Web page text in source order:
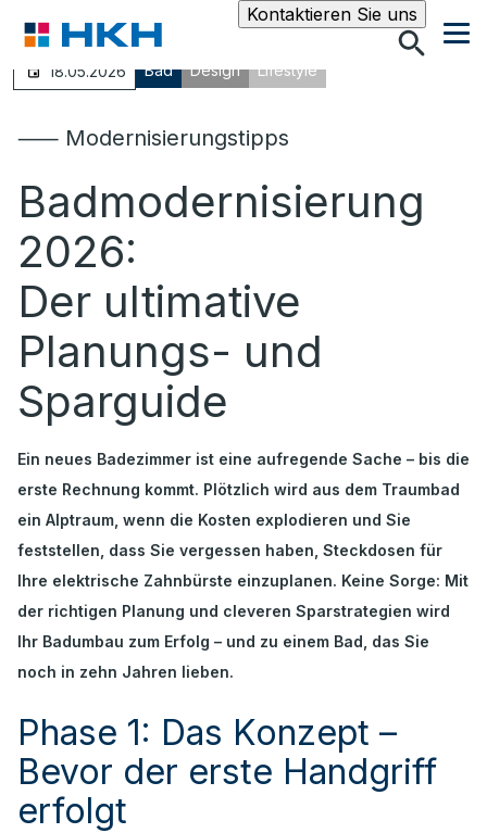
Kontaktieren Sie unsSuche
18.05.2026 Bad Design Lifestyle
⸺ Modernisierungstipps
Badmodernisierung
2026:
Der ultimative
Planungs- und
Sparguide
Ein neues Badezimmer ist eine aufregende Sache – bis die
erste Rechnung kommt. Plötzlich wird aus dem Traumbad
ein Alptraum, wenn die Kosten explodieren und Sie
feststellen, dass Sie vergessen haben, Steckdosen für
Ihre elektrische Zahnbürste einzuplanen. Keine Sorge: Mit
der richtigen Planung und cleveren Sparstrategien wird
Ihr Badumbau zum Erfolg – und zu einem Bad, das Sie
noch in zehn Jahren lieben.
Phase 1: Das Konzept –
Bevor der erste Handgriff
erfolgt